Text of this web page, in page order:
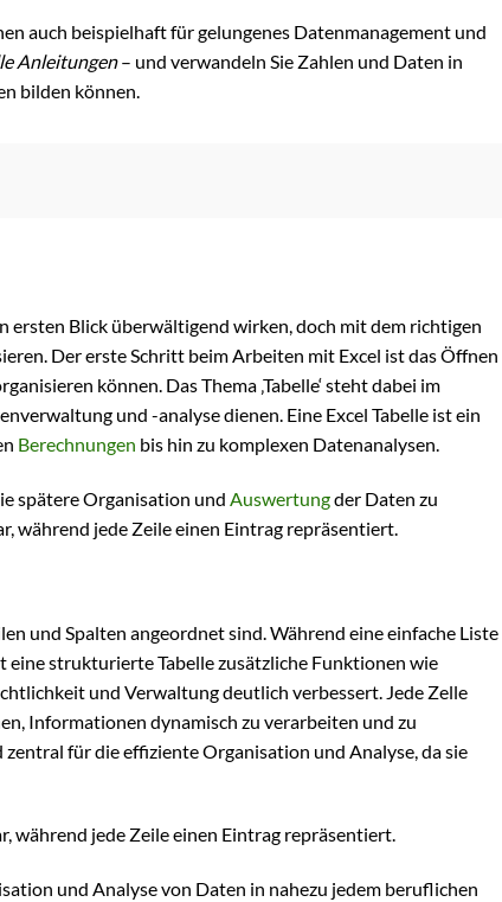
auch beispielhaft für gelungenes Datenmanagement und
Anleitungen– und verwandeln Sie Zahlen und Daten in
bilden können.
ersten Blick überwältigend wirken, doch mit dem richtigen
Der erste Schritt beim Arbeiten mit Excel ist das Öffnen
können. Das Thema ‚Tabelle‘ steht dabei im
und -analyse dienen. Eine Excel Tabelle ist ein
Berechnungen bis hin zu komplexen Datenanalysen.
spätere Organisation und Auswertungder Daten zu
während jede Zeile einen Eintrag repräsentiert.
und Spalten angeordnet sind. Während eine einfache Liste
strukturierte Tabelle zusätzliche Funktionen wie
und Verwaltung deutlich verbessert. Jede Zelle
Informationen dynamisch zu verarbeiten und zu
für die effiziente Organisation und Analyse, da sie
während jede Zeile einen Eintrag repräsentiert.
und Analyse von Daten in nahezu jedem beruflichen